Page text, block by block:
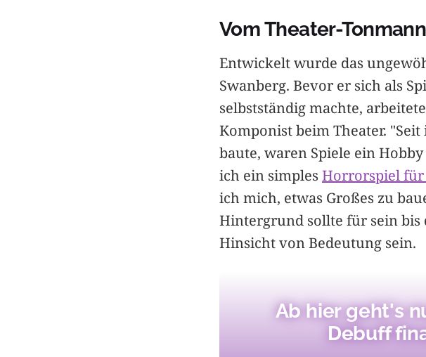
Vom Theater-
Entwickelt wurde das
Swanberg. Bevor er sich als
selbstständig machte,
Komponist beim Theater.
baute, waren Spiele ein
ich ein simples Horrorspiel für
ich mich, etwas Großes zu
Hintergrund sollte für sein
Hinsicht von Bedeutung sein.
Ab hier geht's
Debuff